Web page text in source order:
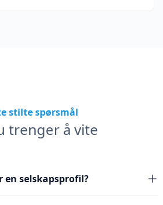
stilte spørsmål
trenger å vite
en selskapsprofil?